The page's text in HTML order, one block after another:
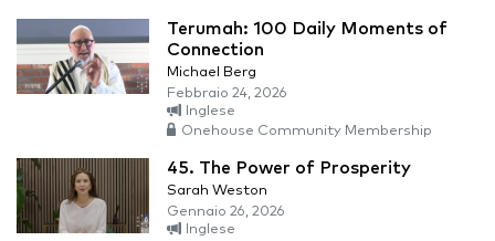
Terumah: 100 Daily Moments of
Connection
Michael Berg
Febbraio 24, 2026
Inglese
Onehouse Community Membership
45. The Power of Prosperity
Sarah Weston
Gennaio 26, 2026
Inglese